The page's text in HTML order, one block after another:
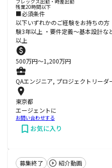
残業20時間以下
■必須条件
以下いずれかのご経験をお持ちの
験3年以上 ・要件定義～基本設計な
以上
500万円〜1,200万円
QAエンジニア, プロジェクトリーダ
東京都
エージェントに
お問い合わせする
お気に入り
募集終了
紹介動画